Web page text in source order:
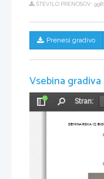
ŠTEVILO PRENOSOV: 9981
Prenesi gradivo
Vsebina gradiva
Preklopi
Stran:
SEMINARSKA IZ